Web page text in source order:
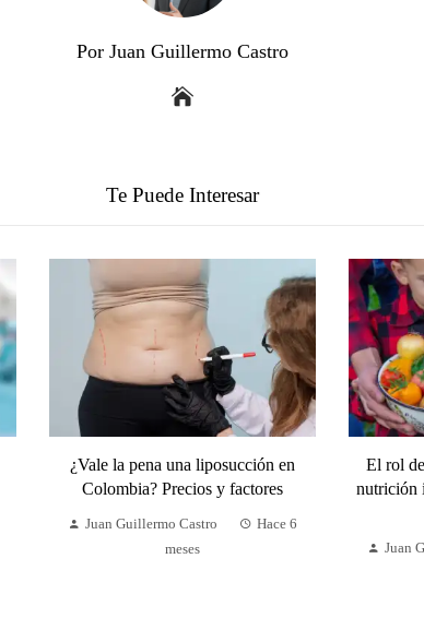
Por Juan Guillermo Castro
Te Puede Interesar
¿Vale la pena una liposucción en
Colombia? Precios y factores
Juan Guillermo Castro
Hace 6
meses
El rol
nutrición
Juan